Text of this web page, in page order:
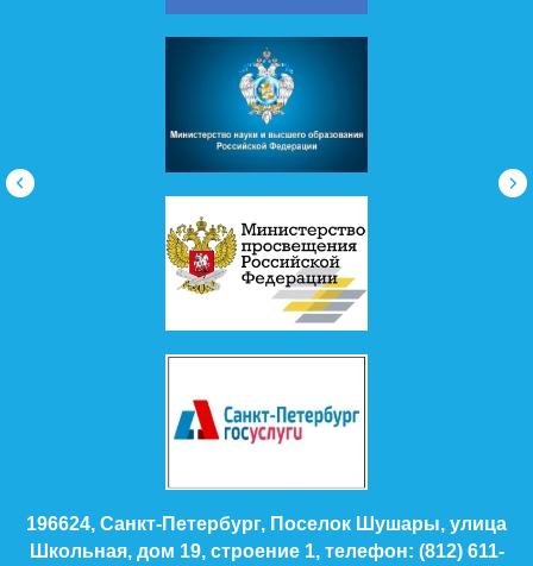
Школьная, дом 19, строение 1, телефон: (812) 611-
13-31
196624, Санкт-Петербург, Поселок Шушары, улица
Первомайская, дом 30, строение 1,
телефон: (812) 611-13-16, +79019777708
196624, Санкт-Петербург, Поселок Шушары, улица
Окуловская, дом 21, кор. 3, строение 1, телефон:
Адреса электронной почты:sh93@obr.gov.spb.ru
(основная почта)
shushari93school@gmail.com(дополнительная
почта)